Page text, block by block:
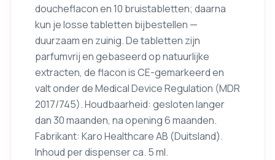
doucheflacon en 10 bruistabletten; daarna
kun je losse tabletten bijbestellen —
duurzaam en zuinig. De tabletten zijn
parfumvrij en gebaseerd op natuurlijke
extracten, de flacon is CE-gemarkeerd en
valt onder de Medical Device Regulation (MDR
2017/745). Houdbaarheid: gesloten langer
dan 30 maanden, na opening 6 maanden.
Fabrikant: Karo Healthcare AB (Duitsland).
Inhoud per dispenser ca. 5 ml.